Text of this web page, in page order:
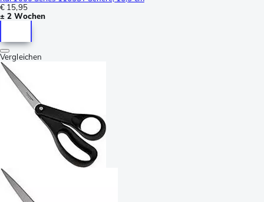
€ 15,95
± 2 Wochen
Vergleichen